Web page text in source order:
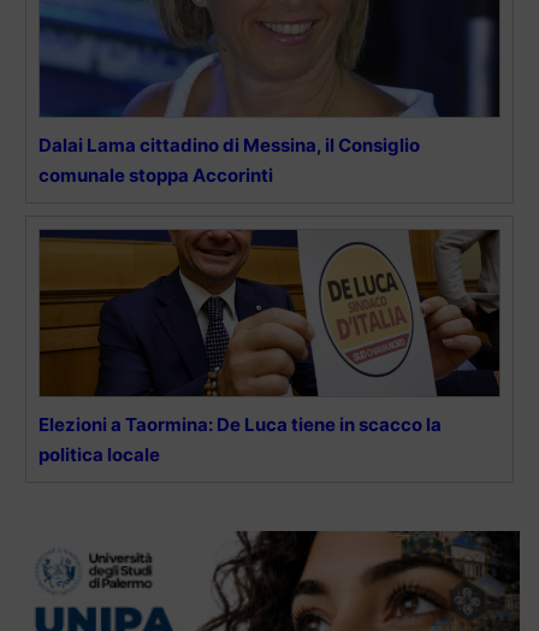
Dalai Lama cittadino di Messina, il Consiglio
comunale stoppa Accorinti
Elezioni a Taormina: De Luca tiene in scacco la
politica locale